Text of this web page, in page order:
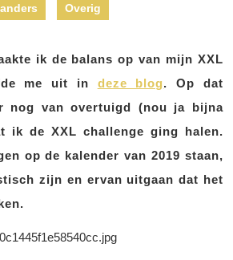
Overig
ik de balans op van mijn XXL
me uit in deze blog. Op dat
nog van overtuigd (nou ja bijna
ik de XXL challenge ging halen.
op de kalender van 2019 staan,
zijn en ervan uitgaan dat het